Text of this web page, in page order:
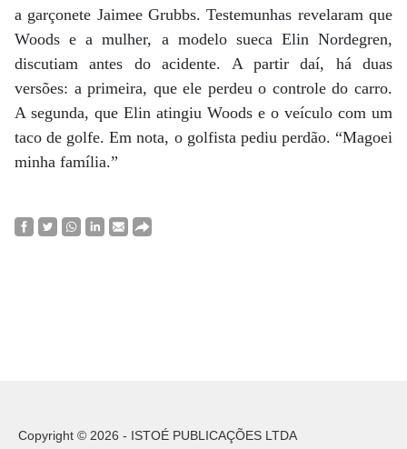
a garçonete Jaimee Grubbs. Testemunhas revelaram que
Woods e a mulher, a modelo sueca Elin Nordegren,
discutiam antes do acidente. A partir daí, há duas
versões: a primeira, que ele perdeu o controle do carro.
A segunda, que Elin atingiu Woods e o veículo com um
taco de golfe. Em nota, o golfista pediu perdão. “Magoei
minha família.”
Copyright © 2026 - ISTOÉ PUBLICAÇÕES LTDA